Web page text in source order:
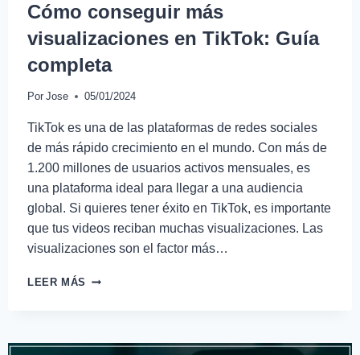
Cómo conseguir más
visualizaciones en TikTok: Guía
completa
Por Jose 05/01/2024
TikTok es una de las plataformas de redes sociales
de más rápido crecimiento en el mundo. Con más de
1.200 millones de usuarios activos mensuales, es
una plataforma ideal para llegar a una audiencia
global. Si quieres tener éxito en TikTok, es importante
que tus videos reciban muchas visualizaciones. Las
visualizaciones son el factor más…
LEER MÁS